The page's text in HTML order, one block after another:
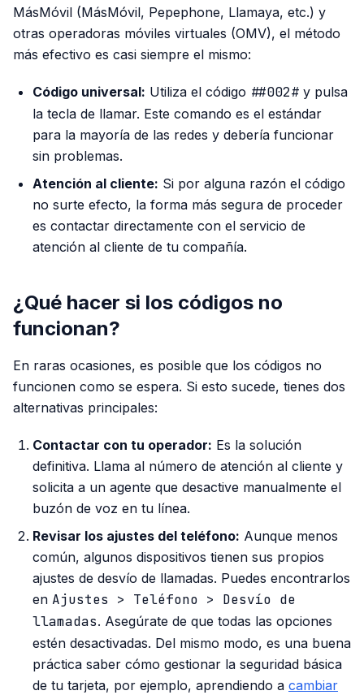
MásMóvil (MásMóvil, Pepephone, Llamaya, etc.) y
otras operadoras móviles virtuales (OMV), el método
más efectivo es casi siempre el mismo:
Código universal: Utiliza el código ##002# y pulsa
la tecla de llamar. Este comando es el estándar
para la mayoría de las redes y debería funcionar
sin problemas.
Atención al cliente: Si por alguna razón el código
no surte efecto, la forma más segura de proceder
es contactar directamente con el servicio de
atención al cliente de tu compañía.
¿Qué hacer si los códigos no
funcionan?
En raras ocasiones, es posible que los códigos no
funcionen como se espera. Si esto sucede, tienes dos
alternativas principales:
Contactar con tu operador: Es la solución
definitiva. Llama al número de atención al cliente y
solicita a un agente que desactive manualmente el
buzón de voz en tu línea.
Revisar los ajustes del teléfono: Aunque menos
común, algunos dispositivos tienen sus propios
ajustes de desvío de llamadas. Puedes encontrarlos
en Ajustes > Teléfono > Desvío de
llamadas. Asegúrate de que todas las opciones
estén desactivadas. Del mismo modo, es una buena
práctica saber cómo gestionar la seguridad básica
de tu tarjeta, por ejemplo, aprendiendo a cambiar